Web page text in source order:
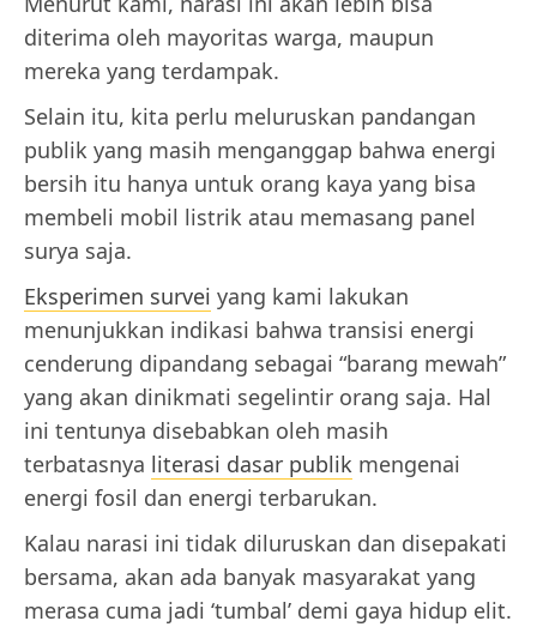
diterima oleh mayoritas warga, maupun
mereka yang terdampak.
Selain itu, kita perlu meluruskan pandangan
publik yang masih menganggap bahwa energi
bersih itu hanya untuk orang kaya yang bisa
membeli mobil listrik atau memasang panel
surya saja.
Eksperimen survei yang kami lakukan
menunjukkan indikasi bahwa transisi energi
cenderung dipandang sebagai “barang mewah”
yang akan dinikmati segelintir orang saja. Hal
ini tentunya disebabkan oleh masih
terbatasnya literasi dasar publik mengenai
energi fosil dan energi terbarukan.
Kalau narasi ini tidak diluruskan dan disepakati
bersama, akan ada banyak masyarakat yang
merasa cuma jadi ‘tumbal’ demi gaya hidup elit.